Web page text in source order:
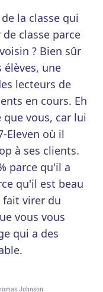
la classe qui
classe parce
? Bien sûr
élèves, une
lecteurs de
en cours. Eh
que vous, car lui
Eleven où il
à ses clients.
parce qu'il a
qu'il est beau
fait virer du
vous vous
qui a des
Johnson